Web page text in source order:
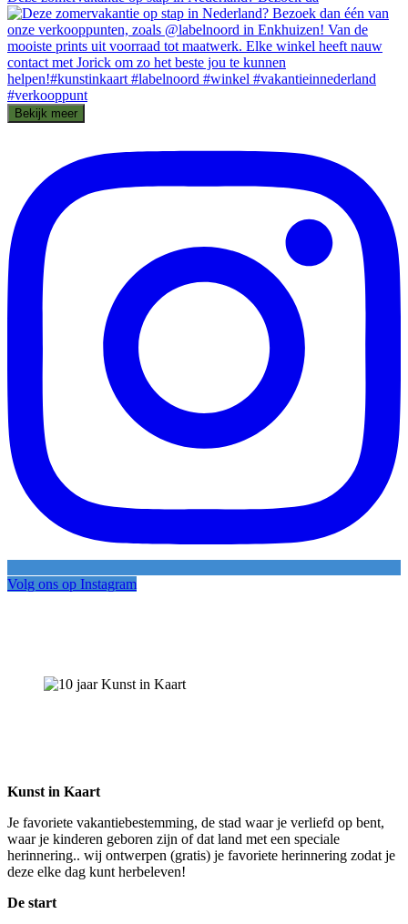
Bekijk meer
Volg ons op Instagram
Kunst in Kaart
Je favoriete vakantiebestemming, de stad waar je verliefd op bent,
waar je kinderen geboren zijn of dat land met een speciale
herinnering.. wij ontwerpen (gratis) je favoriete herinnering zodat je
deze elke dag kunt herbeleven!
De start